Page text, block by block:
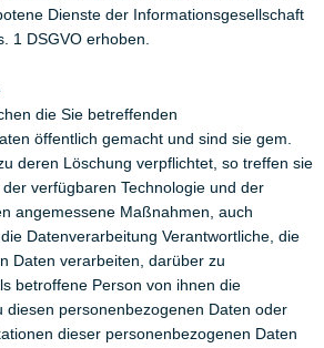
Dienste der Informationsgesellschaft
1 DSGVO erhoben.
die Sie betreffenden
öffentlich gemacht und sind sie gem.
deren Löschung verpflichtet, so treffen sie
verfügbaren Technologie und der
angemessene Maßnahmen, auch
Datenverarbeitung Verantwortliche, die
Daten verarbeiten, darüber zu
betroffene Person von ihnen die
diesen personenbezogenen Daten oder
dieser personenbezogenen Daten